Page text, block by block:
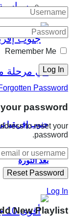
جنوب إفريقيا
بعد الثورة
Remember Me
Password?
password
to reset your
password.
Log In
New Playlist